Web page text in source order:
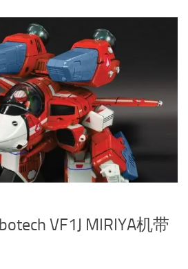
VF1J MIRIYA机带